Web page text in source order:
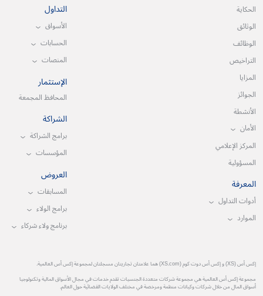
الحكاية
الوثائق
الوظائف
التراخيص
المزايا
الجوائز
الأنشطة
الأمان
المركز الإعلامي
المسؤولية
المعرفة
أدوات التداول
الموارد
التداول
الأسواق
الحسابات
المنصات
الإستثمار
المحافظ المجمعة
الشراكة
برامج الشراكة
المؤسسات
العروض
المسابقات
برامج الولاء
برنامج ولاء شركاء
إكس أس (XS) و إكس أس دوت كوم (XS.com) هما علامتان تجاريتان مسجلتان لمجموعة إكس أس العالمية.
مجموعة إكس أس العالمية هي مجموعة شركات متعددة الجنسيات تقدم خدمات في مجال الأسواق المالية وتكنولوجيا
أسواق المال من خلال شركات وكيانات منظمة ومرخصة في مختلف الولايات القضائية حول العالم.